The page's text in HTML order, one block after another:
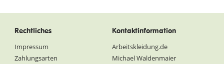
Rechtliches
Impressum
Zahlungsarten
Kontaktinformation
Arbeitskleidung.de
Michael Waldenmaier